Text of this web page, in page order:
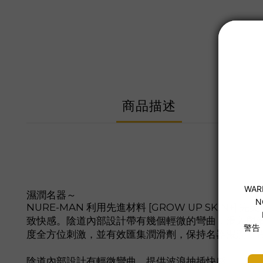
商品描述
濕潤名器～
NURE-MAN 利用先進材料 [GROW UP SKIN+] 完
致快感。陰道內部設計帶有幾個輕微的彎曲，滑入
度全方位刺激，並有效匯集潤滑劑，保持名器濕潤，